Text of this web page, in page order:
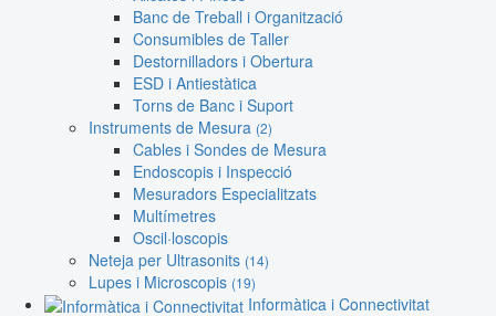
Banc de Treball i Organització
Consumibles de Taller
Destornilladors i Obertura
ESD i Antiestàtica
Torns de Banc i Suport
Instruments de Mesura (2)
Cables i Sondes de Mesura
Endoscopis i Inspecció
Mesuradors Especialitzats
Multímetres
Oscil·loscopis
Neteja per Ultrasonits (14)
Lupes i Microscopis (19)
Informàtica i Connectivitat